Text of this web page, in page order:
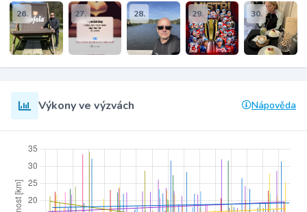
26. 27. 28. 29. 30.
Výkony ve výzvách Nápověda